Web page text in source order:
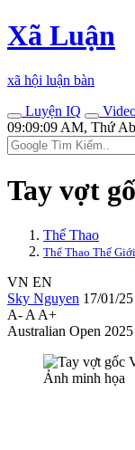
Xã Luận
xã hội luận bàn
Luyện IQ
09:09:09 AM, Thứ
Tay vợt
Thể Thao
Thể Thao Thế Giới
VN EN
Sky Nguyen 17/01/
A- A A+
Australian Open
Ảnh minh họa